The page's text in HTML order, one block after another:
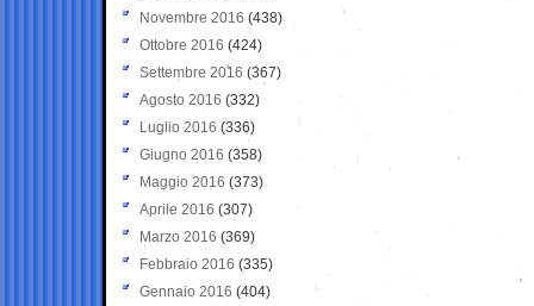
Novembre 2016 (438)
Ottobre 2016 (424)
Settembre 2016 (367)
Agosto 2016 (332)
Luglio 2016 (336)
Giugno 2016 (358)
Maggio 2016 (373)
Aprile 2016 (307)
Marzo 2016 (369)
Febbraio 2016 (335)
Gennaio 2016 (404)